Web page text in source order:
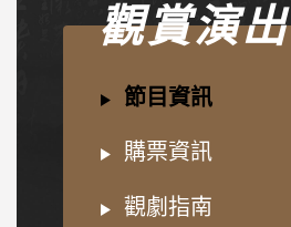
觀賞演出
節目資訊
購票資訊
觀劇指南